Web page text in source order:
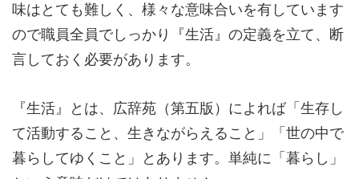
味はとても難しく、様々な意味合いを有しています
ので職員全員でしっかり『生活』の定義を立て、断
言しておく必要があります。
『生活』とは、広辞苑（第五版）によれば「生存し
て活動すること、生きながらえること」「世の中で
暮らしてゆくこと」とあります。単純に「暮らし」